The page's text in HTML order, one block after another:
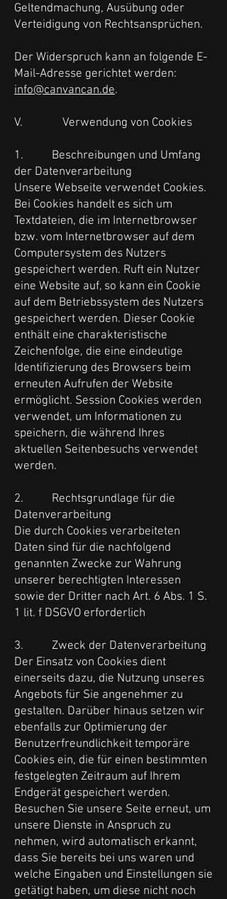
Geltendmachung, Ausübung oder
Verteidigung von Rechtsansprüchen.
Der Widerspruch kann an folgende E-
Mail-Adresse gerichtet werden:
info@canvancan.de.
V. Verwendung von Cookies
1. Beschreibungen und Umfang
der Datenverarbeitung
Unsere Webseite verwendet Cookies.
Bei Cookies handelt es sich um
Textdateien, die im Internetbrowser
bzw. vom Internetbrowser auf dem
Computersystem des Nutzers
gespeichert werden. Ruft ein Nutzer
eine Website auf, so kann ein Cookie
auf dem Betriebssystem des Nutzers
gespeichert werden. Dieser Cookie
enthält eine charakteristische
Zeichenfolge, die eine eindeutige
Identifizierung des Browsers beim
erneuten Aufrufen der Website
ermöglicht. Session Cookies werden
verwendet, um Informationen zu
speichern, die während Ihres
aktuellen Seitenbesuchs verwendet
werden.
2. Rechtsgrundlage für die
Datenverarbeitung
Die durch Cookies verarbeiteten
Daten sind für die nachfolgend
genannten Zwecke zur Wahrung
unserer berechtigten Interessen
sowie der Dritter nach Art. 6 Abs. 1 S.
1 lit. f DSGVO erforderlich
3. Zweck der Datenverarbeitung
Der Einsatz von Cookies dient
einerseits dazu, die Nutzung unseres
Angebots für Sie angenehmer zu
gestalten. Darüber hinaus setzen wir
ebenfalls zur Optimierung der
Benutzerfreundlichkeit temporäre
Cookies ein, die für einen bestimmten
festgelegten Zeitraum auf Ihrem
Endgerät gespeichert werden.
Besuchen Sie unsere Seite erneut, um
unsere Dienste in Anspruch zu
nehmen, wird automatisch erkannt,
dass Sie bereits bei uns waren und
welche Eingaben und Einstellungen sie
getätigt haben, um diese nicht noch